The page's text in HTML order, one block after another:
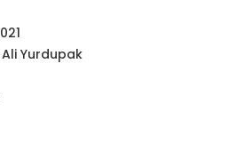
Yurdupak